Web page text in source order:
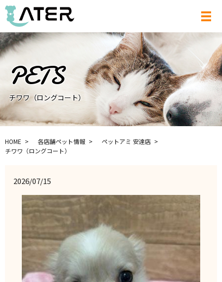
メ
チワワ（ロングコート）
HOME 各店舗ペット情報
ペットアミ 安達店
チワワ（ロングコート）
2026/07/15